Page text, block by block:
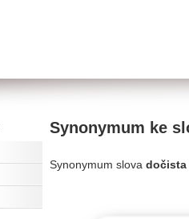
Synonymum ke
Synonymum slova dočista